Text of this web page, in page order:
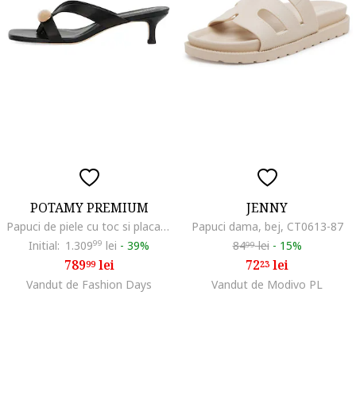
POTAMY PREMIUM
Papuci de piele cu toc si placa metalica, Auriu/Negru
Initial: 1.30999 lei - 39%
78999lei
Vandut de Fashion Days
JENNY
Papuci dama, bej, CT0613-87
8499lei - 15%
7223lei
Vandut de Modivo PL